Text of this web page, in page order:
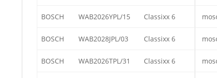
BOSCH WAB2026YPL/15 Classixx 6
BOSCH WAB2028JPL/03 Classixx 6
BOSCH WAB2026TPL/31 Classixx 6